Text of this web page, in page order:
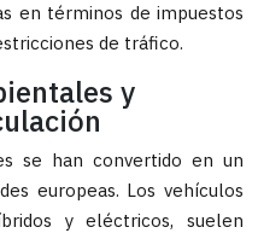
en términos de impuestos
de tráfico.
y
se han convertido en un
europeas. Los vehículos
y eléctricos, suelen